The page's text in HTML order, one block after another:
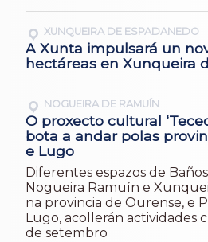
XUNQUEIRA DE ESPADANEDO
A Xunta impulsará un
hectáreas en Xunqueira
NOGUEIRA DE RAMUÍN
O proxecto cultural
bota a andar polas
e Lugo
Diferentes espazos de
Nogueira Ramuín e
na provincia de Ourense, e
Lugo, acollerán actividades
de setembro